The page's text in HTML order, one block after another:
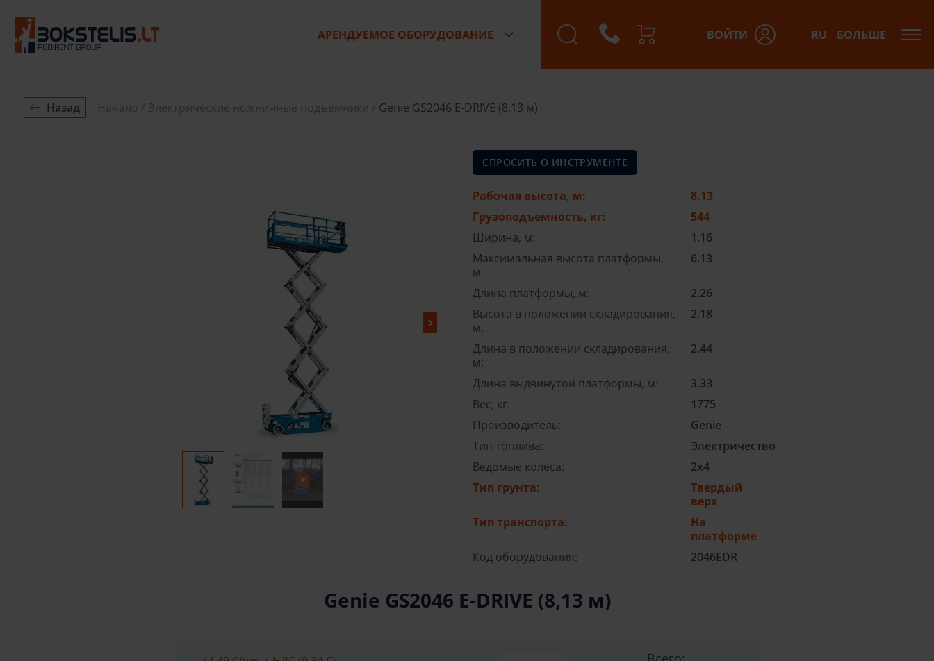
АРЕНДУЕМОЕ ОБОРУДОВАНИЕ ВОЙТИ RU БОЛЬШЕ
Назад Начало Электрические ножничные подъемники Genie GS2046 E-DRIVE (8,13 м)
СПРОСИТЬ О ИНСТРУМЕНТЕ
Рабочая высота, м:
8.13
Грузоподъемность, кг:
544
Ширина, м:
1.16
Максимальная высота платформы,
м:
6.13
Длина платформы, м:
2.26
Высота в положении складирования,
м:
2.18
Длина в положении складирования,
м:
2.44
Длина выдвинутой платформы, м:
3.33
Вес, кг:
1775
Производитель:
Genie
Тип топлива:
Электричество
Ведомые колеса:
2x4
Тип грунта:
Твердый
верх
Тип транспорта:
На
платформе
Код оборудования:
2046EDR
Genie GS2046 E-DRIVE (8,13 м)